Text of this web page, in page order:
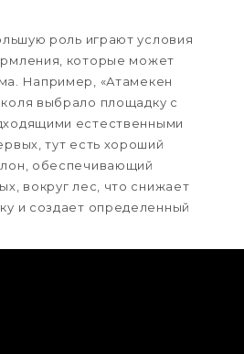
роль играют условия
которые может
Например, «Атамекен
выбрало площадку с
естественными
тут есть хороший
обеспечивающий
вокруг лес, что снижает
и создает определенный